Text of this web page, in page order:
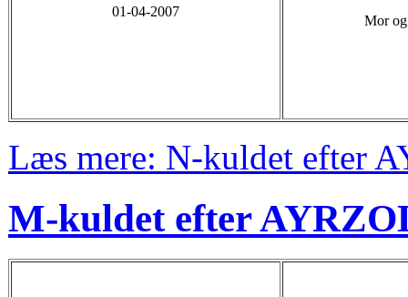
01-04-2007
Mor
Læs mere: N-kuldet efter
M-kuldet efter